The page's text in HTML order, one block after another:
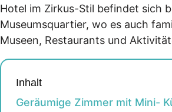
Hotel im Zirkus-Stil befindet sich
Museumsquartier, wo es auch
Museen, Restaurants und
Inhalt
Geräumige Zimmer mit Mini-